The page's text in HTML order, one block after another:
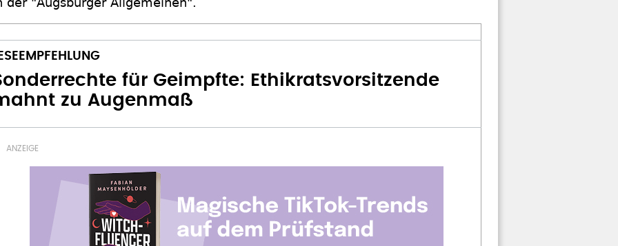
für Geimpfte: Ethikratsvorsitzende
zu Augenmaß